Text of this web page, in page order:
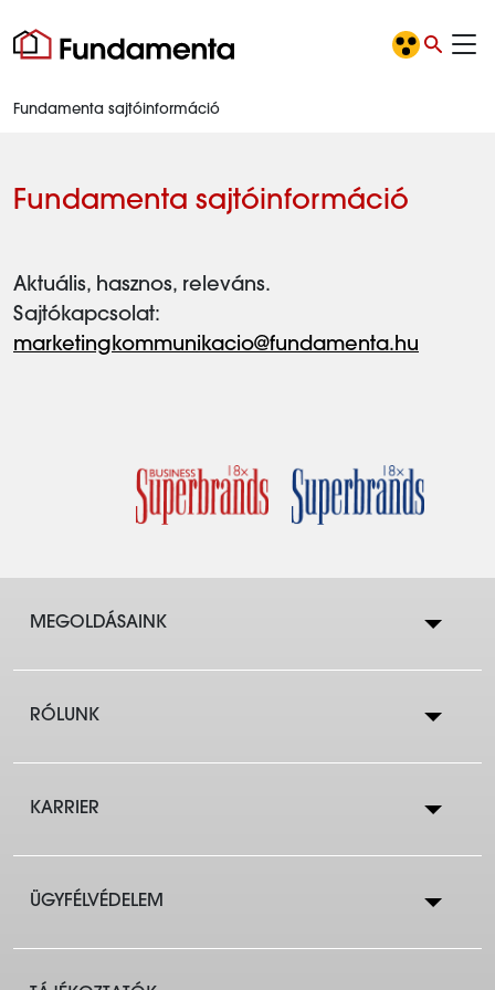
Fundamenta sajtóinformáció
Fundamenta sajtóinformáció
Aktuális, hasznos, releváns.
Sajtókapcsolat:
marketingkommunikacio@fundamenta.hu
MEGOLDÁSAINK
Lakástakarék
RÓLUNK
Cégtörténet
KARRIER
Állások a központban
ÜGYFÉLVÉDELEM